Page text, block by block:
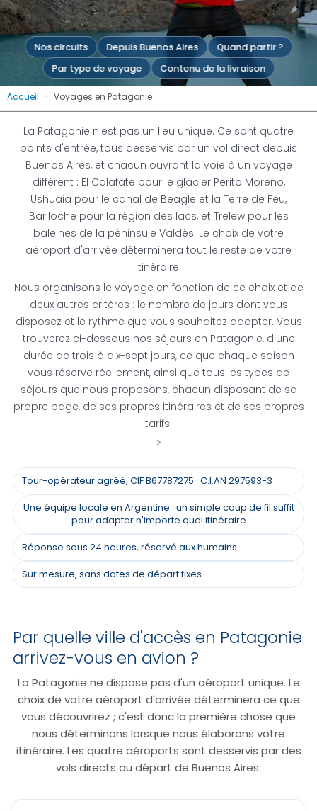
Voyages en Patagonie
La nature sauvage indomptée : Voyage à travers
les paysages majestueux de la Patagonie
Demande un devis
Nos circuits Depuis Buenos Aires
Quand partir ?
Par type de voyage
Contenu de la livraison
Accueil - Voyages en Patagonie
La Patagonie n'est pas un lieu unique. Ce sont quatre
points d'entrée, tous desservis par un vol direct depuis
Buenos Aires, et chacun ouvrant la voie à un voyage
différent : El Calafate pour le glacier Perito Moreno,
Ushuaia pour le canal de Beagle et la Terre de Feu,
Bariloche pour la région des lacs, et Trelew pour les
baleines de la péninsule Valdés. Le choix de votre
aéroport d'arrivée déterminera tout le reste de votre
itinéraire.
Nous organisons le voyage en fonction de ce choix et de
deux autres critères : le nombre de jours dont vous
disposez et le rythme que vous souhaitez adopter. Vous
trouverez ci-dessous nos séjours en Patagonie, d'une
durée de trois à dix-sept jours, ce que chaque saison
vous réserve réellement, ainsi que tous les types de
séjours que nous proposons, chacun disposant de sa
propre page, de ses propres itinéraires et de ses propres
tarifs.
>
Tour-opérateur agréé, CIF B67787275 · C.I.AN 297593-3
Une équipe locale en Argentine : un simple coup de fil suffit
pour adapter n'importe quel itinéraire
Réponse sous 24 heures, réservé aux humains
Sur mesure, sans dates de départ fixes
Par quelle ville d'accès en Patagonie
arrivez-vous en avion ?
La Patagonie ne dispose pas d'un aéroport unique. Le
choix de votre aéroport d'arrivée déterminera ce que
vous découvrirez ; c'est donc la première chose que
nous déterminons lorsque nous élaborons votre
itinéraire. Les quatre aéroports sont desservis par des
vols directs au départ de Buenos Aires.